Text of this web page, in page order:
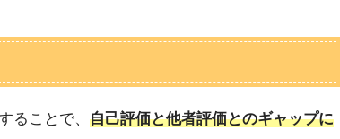
ることで、 自己評価と他者評価とのギャップに